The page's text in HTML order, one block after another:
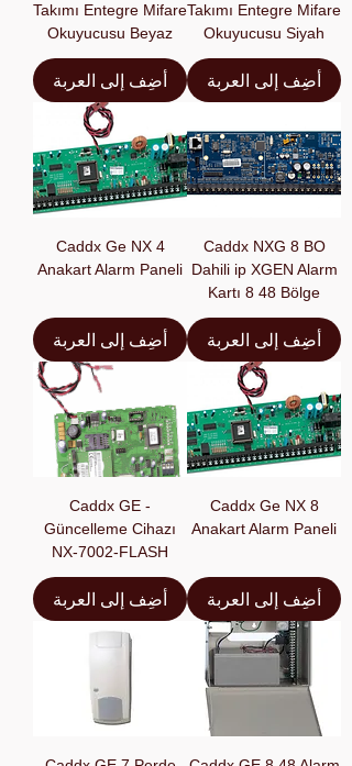
Takımı Entegre Mifare
Okuyucusu Siyah
أضِف إلى العربة
Takımı Entegre Mifare
Okuyucusu Beyaz
أضِف إلى العربة
Caddx NXG 8 BO
Dahili ip XGEN Alarm
Kartı 8 48 Bölge
أضِف إلى العربة
Caddx Ge NX 4
Anakart Alarm Paneli
أضِف إلى العربة
Caddx Ge NX 8
Anakart Alarm Paneli
أضِف إلى العربة
Caddx GE -
Güncelleme Cihazı
NX-7002-FLASH
أضِف إلى العربة